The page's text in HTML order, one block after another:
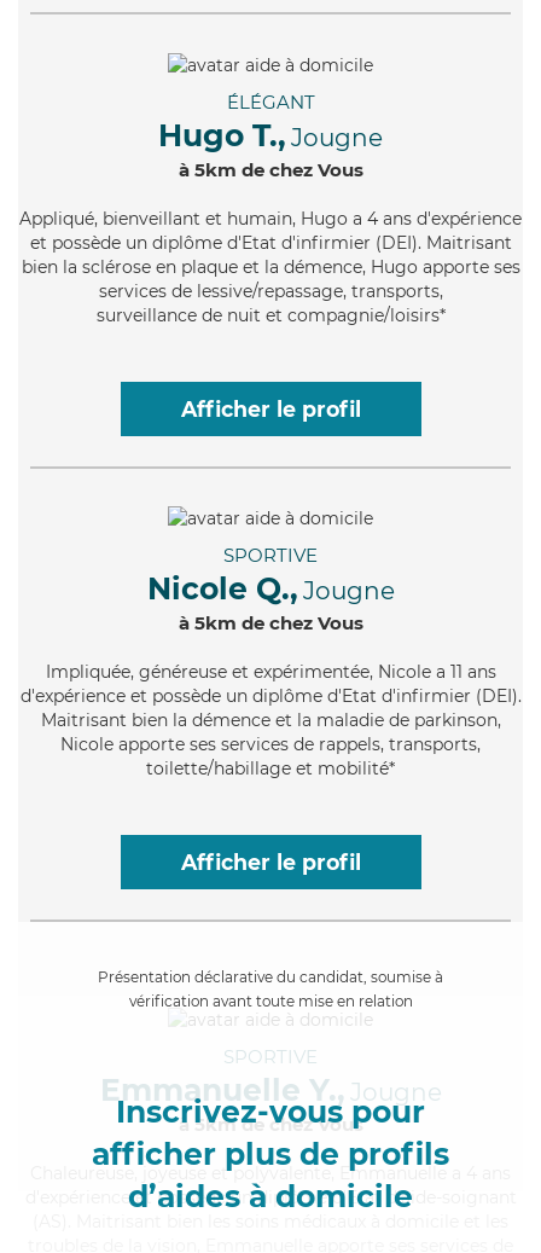
ÉLÉGANT
Hugo T., Jougne
à 5km de chez Vous
Appliqué, bienveillant et humain, Hugo a 4 ans d'expérience
et possède un diplôme d'Etat d'infirmier (DEI). Maitrisant
bien la sclérose en plaque et la démence, Hugo apporte ses
services de lessive/repassage, transports,
surveillance de nuit et compagnie/loisirs*
Afficher le profil
SPORTIVE
Nicole Q., Jougne
à 5km de chez Vous
Impliquée, généreuse et expérimentée, Nicole a 11 ans
d'expérience et possède un diplôme d'Etat d'infirmier (DEI).
Maitrisant bien la démence et la maladie de parkinson,
Nicole apporte ses services de rappels, transports,
toilette/habillage et mobilité*
Afficher le profil
Présentation déclarative du candidat, soumise à
vérification avant toute mise en relation
Inscrivez-vous pour
afficher plus de profils
d’aides à domicile
SPORTIVE
Emmanuelle Y., Jougne
à 5km de chez Vous
, joyeuse et polyvalente, Emmanuelle a 4 ans
d'expérience et possède un diplôme d'Etat d'aide-soignant